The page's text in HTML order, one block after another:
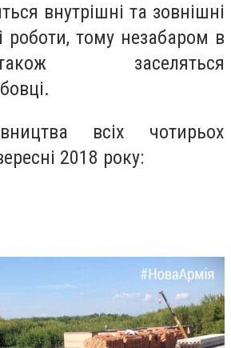
внутрішні та зовнішні
роботи, тому незабаром в
заселяться
всіх чотирьох
2018 року: